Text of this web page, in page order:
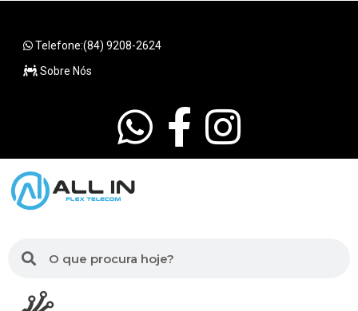
Telefone:(84) 9208-2624
Sobre Nós